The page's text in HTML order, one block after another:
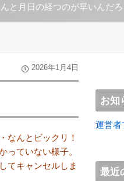
と月日の経つのが早いんだろ
2026年1月4日
なんとビックリ！
っていない様子。
てキャンセルしま
お知
運営者
最近